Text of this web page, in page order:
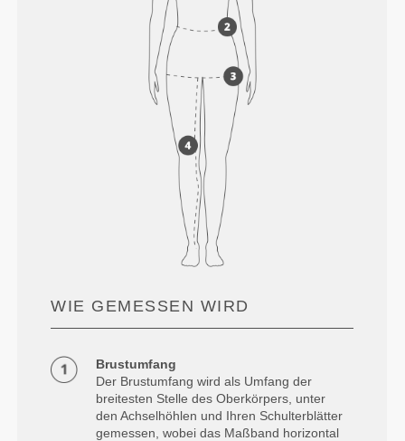
WIE GEMESSEN WIRD
Brustumfang
Der Brustumfang wird als Umfang der
breitesten Stelle des Oberkörpers, unter
den Achselhöhlen und Ihren Schulterblätter
gemessen, wobei das Maßband horizontal